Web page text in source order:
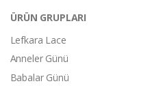
ÜRÜN GRUPLARI
Lefkara Lace
Anneler Günü
Babalar Günü